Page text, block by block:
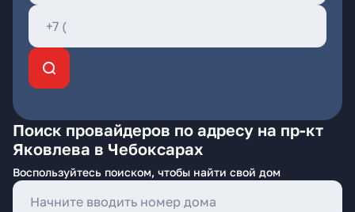
Поиск провайдеров по адресу на пр-кт
Яковлева в Чебоксарах
Воспользуйтесь поиском, чтобы найти свой дом